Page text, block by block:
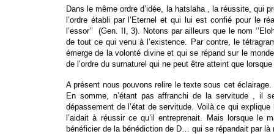
Dans le même ordre d’idée, la hatslaha , la réussite, qui
l’ordre établi par l’Eternel et qui lui est confié pour le
l’essor’’ (Gen. II, 3). Notons par ailleurs que le nom
de tout ce qui venu à l’existence. Par contre, le
émerge de la volonté divine et qui se répand sur le
de l’ordre du surnaturel qui ne peut être atteint que
A présent nous pouvons relire le texte sous cet
En somme, n’étant pas affranchi de la servitude , il
dépassement de l’état de servitude. Voilà ce qui
l’aidait à réussir ce qu’il entreprenait. Mais lorsque
bénéficier de la bénédiction de D… qui se répandait par